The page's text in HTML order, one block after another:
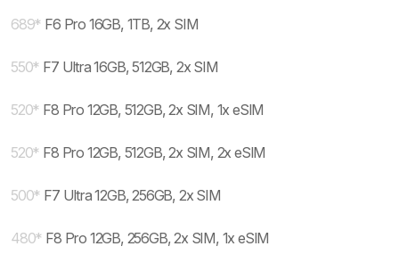
689* F6 Pro 16GB, 1TB, 2x SIM
550* F7 Ultra 16GB, 512GB, 2x SIM
520* F8 Pro 12GB, 512GB, 2x SIM, 1x eSIM
520* F8 Pro 12GB, 512GB, 2x SIM, 2x eSIM
500* F7 Ultra 12GB, 256GB, 2x SIM
480* F8 Pro 12GB, 256GB, 2x SIM, 1x eSIM